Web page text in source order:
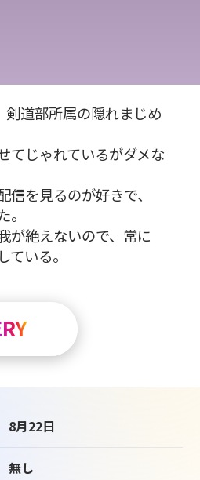
剣道部所属の隠れまじめ
てじゃれているがダメな
を見るのが好きで、
が絶えないので、常に
ている。
8月22日
無し